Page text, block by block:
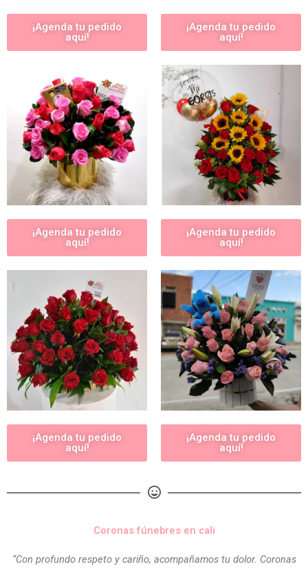
¡Agenda tu pedido
aquí!
¡Agenda tu pedido
aquí!
¡Agenda tu pedido
aquí!
¡Agenda tu pedido
aquí!
¡Agenda tu pedido
aquí!
¡Agenda tu pedido
aquí!
Coronas fúnebres en cali
“Con profundo respeto y cariño, acompañamos tu dolor. Coronas